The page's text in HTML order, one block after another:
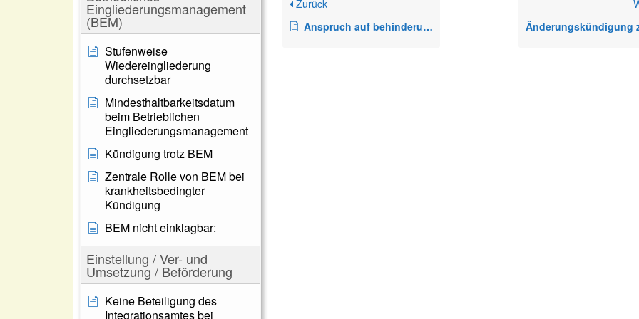
Eingliederungsmanagement
(BEM)
Stufenweise
Wiedereingliederung
durchsetzbar
Mindesthaltbarkeitsdatum
beim Betrieblichen
Eingliederungsmanagement
Kündigung trotz BEM
Zentrale Rolle von BEM bei
krankheitsbedingter
Kündigung
BEM nicht einklagbar:
Einstellung / Ver- und
Umsetzung / Beförderung
Keine Beteiligung des
Integrationsamtes bei
Zurück
Anspruch auf behinderungsgerechten Arbeitsplatz